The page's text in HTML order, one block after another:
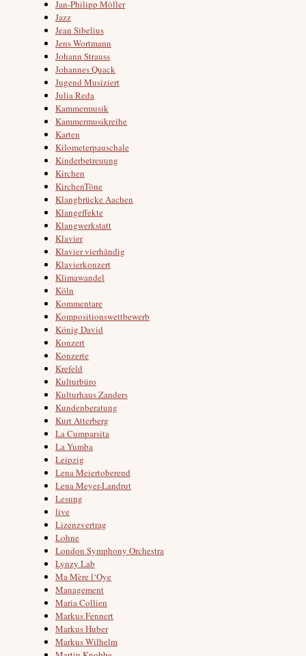
Jan-Philipp Möller
Jazz
Jean Sibelius
Jens Wortmann
Johann Strauss
Johannes Quack
Jugend Musiziert
Julia Reda
Kammermusik
Kammermusikreihe
Karten
Kilometerpauschale
Kinderbetreuung
Kirchen
KirchenTöne
Klangbrücke Aachen
Klangeffekte
Klangwerkstatt
Klavier
Klavier vierhändig
Klavierkonzert
Klimawandel
Köln
Kommentare
Kompositionswettbewerb
König David
Konzert
Konzerte
Krefeld
Kulturbüro
Kulturhaus Zanders
Kundenberatung
Kurt Atterberg
La Cumparsita
La Yumba
Leipzig
Lena Meiertoberend
Lena Meyer-Landrut
Lesung
live
Lizenzvertrag
Lohne
London Symphony Orchestra
Lynzy Lab
Ma Mère l‘Oye
Management
Maria Collien
Markus Fennert
Markus Huber
Markus Wilhelm